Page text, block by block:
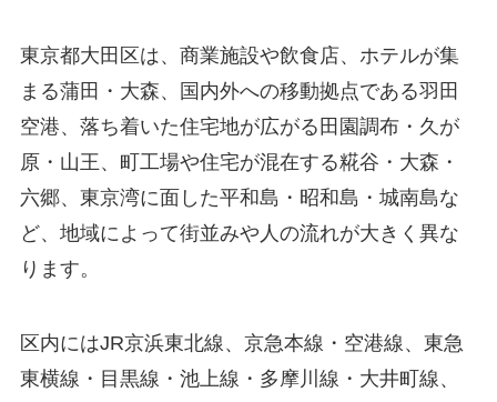
東京都大田区は、商業施設や飲食店、ホテルが集
まる蒲田・大森、国内外への移動拠点である羽田
空港、落ち着いた住宅地が広がる田園調布・久が
原・山王、町工場や住宅が混在する糀谷・大森・
六郷、東京湾に面した平和島・昭和島・城南島な
ど、地域によって街並みや人の流れが大きく異な
ります。
区内にはJR京浜東北線、京急本線・空港線、東急
東横線・目黒線・池上線・多摩川線・大井町線、